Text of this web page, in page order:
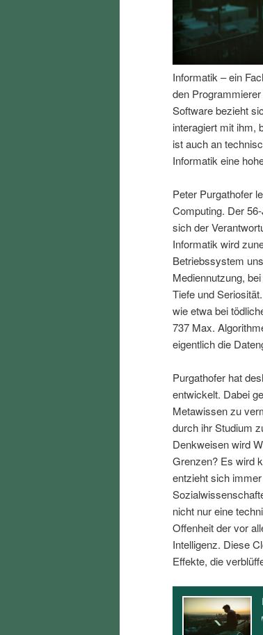
I
t
s
p
r
i
g
e
n
e
a
l
t
s
p
i
n
g
e
n
Informatik – ein
den
Software bezieht
interagiert mit ihm,
ist auch an
Informatik eine
Peter Purgathofer
Computing. Der
sich der
Informatik wird
Betriebssystem
Mediennutzung,
Tiefe und
wie etwa bei
737 Max.
eigentlich die
Purgathofer hat
entwickelt. Dabei
Metawissen zu
durch ihr Studium
Denkweisen wird
Grenzen? Es wird
entzieht sich
nicht nur eine
Offenheit der vor
Intelligenz. Diese
Effekte, die